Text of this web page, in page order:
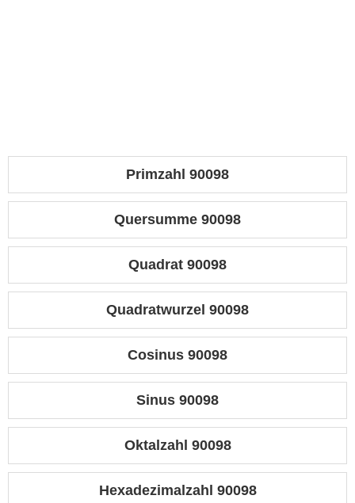
Primzahl 90098
Quersumme 90098
Quadrat 90098
Quadratwurzel 90098
Cosinus 90098
Sinus 90098
Oktalzahl 90098
Hexadezimalzahl 90098